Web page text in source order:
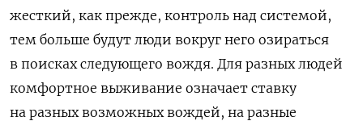
жесткий, как прежде, контроль над системой,
тем больше будут люди вокруг него озираться
в поисках следующего вождя. Для разных людей
комфортное выживание означает ставку
на разных возможных вождей, на разные